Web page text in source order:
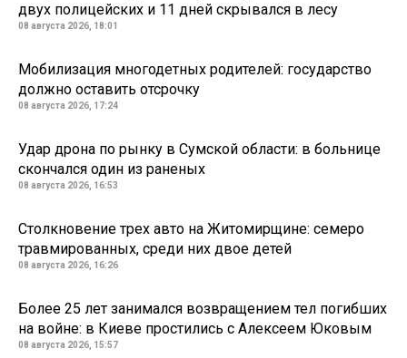
двух полицейских и 11 дней скрывался в лесу
08 августа 2026, 18:01
Мобилизация многодетных родителей: государство
должно оставить отсрочку
08 августа 2026, 17:24
Удар дрона по рынку в Сумской области: в больнице
скончался один из раненых
08 августа 2026, 16:53
Столкновение трех авто на Житомирщине: семеро
травмированных, среди них двое детей
08 августа 2026, 16:26
Более 25 лет занимался возвращением тел погибших
на войне: в Киеве простились с Алексеем Юковым
08 августа 2026, 15:57